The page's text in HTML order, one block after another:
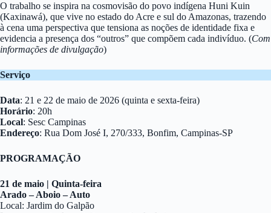
O trabalho se inspira na cosmovisão do povo indígena Huni Kuin
(Kaxinawá), que vive no estado do Acre e sul do Amazonas, trazendo
à cena uma perspectiva que tensiona as noções de identidade fixa e
evidencia a presença dos “outros” que compõem cada indivíduo. (Com
informações de divulgação)
Serviço
Data: 21 e 22 de maio de 2026 (quinta e sexta-feira)
Horário: 20h
Local: Sesc Campinas
Endereço: Rua Dom José I, 270/333, Bonfim, Campinas-SP
PROGRAMAÇÃO
21 de maio | Quinta-feira
Arado – Aboio – Auto
Local: Jardim do Galpão